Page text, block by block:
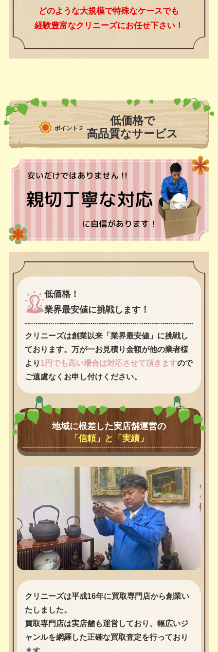
どのような大規模で特殊なケースでも
経験豊富なクリニーズにお任せ下さい！
ポイント２
低価格で
高品質なサービス
低価格！
業界最安値に挑戦します！
クリニーズは創業以来「業界最安値」に挑戦し
ております。万が一お見積り金額が他の業者様
より 1円でも高い場合は対応させて頂きますので
ご遠慮なくお申し付けください。
地域に根差した実店舗運営の
「信頼」と「実績」
クリニーズは平成16年に買取専門店から創業い
たしました。
買取専門店は実店舗も運営しており、幅広いジ
ャンルを網羅した正確な買取査定を行っており